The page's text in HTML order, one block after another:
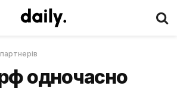
одночасно